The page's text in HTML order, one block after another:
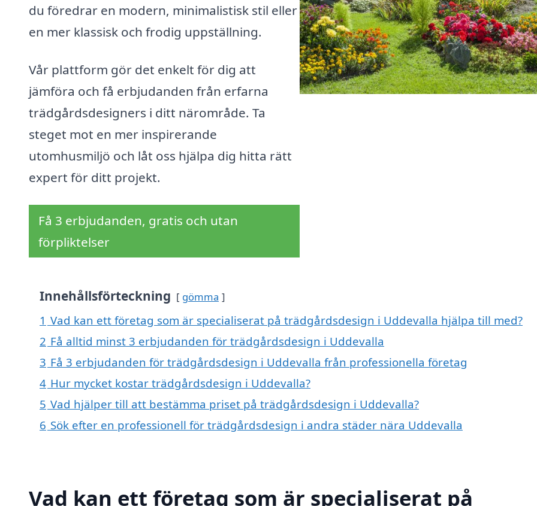
du föredrar en modern, minimalistisk stil eller
en mer klassisk och frodig uppställning.
Vår plattform gör det enkelt för dig att
jämföra och få erbjudanden från erfarna
trädgårdsdesigners i ditt närområde. Ta
steget mot en mer inspirerande
utomhusmiljö och låt oss hjälpa dig hitta rätt
expert för ditt projekt.
Få 3 erbjudanden, gratis och utan
förpliktelser
Innehållsförteckning gömma
1 Vad kan ett företag som är specialiserat på trädgårdsdesign i Uddevalla hjälpa till med?
2 Få alltid minst 3 erbjudanden för trädgårdsdesign i Uddevalla
3 Få 3 erbjudanden för trädgårdsdesign i Uddevalla från professionella företag
4 Hur mycket kostar trädgårdsdesign i Uddevalla?
5 Vad hjälper till att bestämma priset på trädgårdsdesign i Uddevalla?
6 Sök efter en professionell för trädgårdsdesign i andra städer nära Uddevalla
Vad kan ett företag som är specialiserat på